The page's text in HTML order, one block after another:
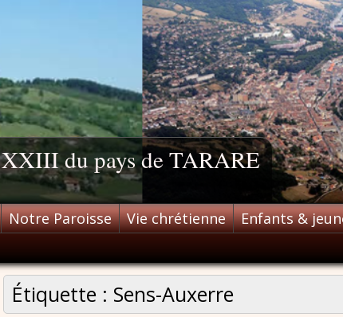
XXIII du pays de TARARE
Notre Paroisse Vie chrétienne Enfants &
Étiquette : Sens-Auxerre